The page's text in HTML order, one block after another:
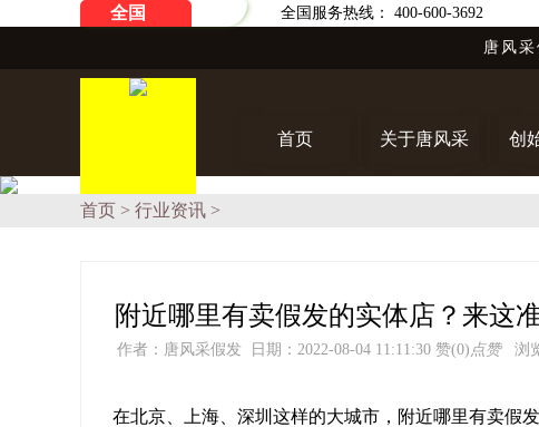
全国 全国服务热线： 400-600-3692
唐风
首页 关于唐风采 创
首页 > 行业资讯 >
附近哪里有卖假发的实体店？来这
作者：唐风采假发 日期：2022-08-04 11:11:30 赞(0) 点赞 浏
在北京、上海、深圳这样的大城市，附近哪里有卖假